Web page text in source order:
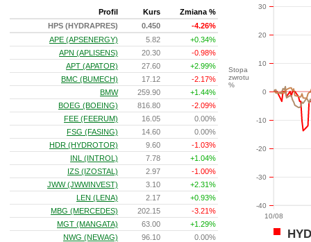
10/08
Stopa
zwrotu
%
-40
-30
-20
-10
0
10
20
30
Profil Kurs
Zmiana %
HPS (HYDRAPRES)
0.450
-4.26%
APE (APSENERGY)
5.82
+0.34%
APN (APLISENS)
20.30
-0.98%
APT (APATOR)
27.60
+2.99%
BMC (BUMECH)
17.12
-2.17%
BMW
259.90
+1.44%
BOEG (BOEING)
816.80
-2.09%
FEE (FEERUM)
16.05
0.00%
FSG (FASING)
14.60
0.00%
HDR (HYDROTOR)
9.60
-1.03%
INL (INTROL)
7.78
+1.04%
IZS (IZOSTAL)
2.97
-1.00%
JWW (JWWINVEST)
3.10
+2.31%
LEN (LENA)
2.17
+0.93%
MBG (MERCEDES)
202.15
-3.21%
MGT (MANGATA)
63.00
+1.29%
NWG (NEWAG)
96.10
0.00%